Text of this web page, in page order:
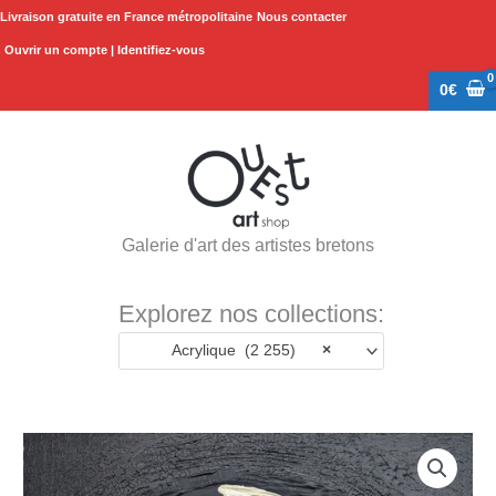
Aller
Livraison gratuite en France métropolitaine Nous contacter
Ouvrir un compte | Identifiez-vous
0€
Galerie d'art des artistes bretons
Explorez nos collections:
×
Acrylique (2 255)
quantité
de